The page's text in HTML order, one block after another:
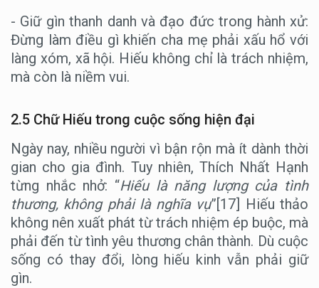
- Giữ gìn thanh danh và đạo đức trong hành xử:
Đừng làm điều gì khiến cha mẹ phải xấu hổ với
làng xóm, xã hội. Hiếu không chỉ là trách nhiệm,
mà còn là niềm vui.
2.5 Chữ Hiếu trong cuộc sống hiện đại
Ngày nay, nhiều người vì bận rộn mà ít dành thời
gian cho gia đình. Tuy nhiên, Thích Nhất Hạnh
từng nhắc nhở: “Hiếu là năng lượng của tình
thương, không phải là nghĩa vụ”[17] Hiếu thảo
không nên xuất phát từ trách nhiệm ép buộc, mà
phải đến từ tình yêu thương chân thành. Dù cuộc
sống có thay đổi, lòng hiếu kinh vẫn phải giữ
gìn.